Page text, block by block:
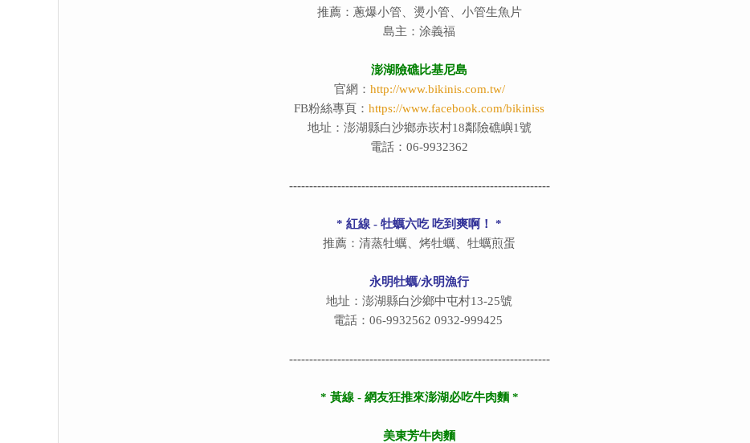
推薦：蔥爆小管、燙小管、小管生魚片
島主：涂義福
澎湖險礁比基尼島
官網： http://www.bikinis.com.tw/
FB粉絲專頁：https://www.facebook.com/bikiniss
地址：澎湖縣白沙鄉赤崁村18鄰險礁嶼1號
電話：06-9932362
-----------------------------------------------------------------
* 紅線 - 牡蠣六吃 吃到爽啊！ *
推薦：清蒸牡蠣、烤牡蠣、牡蠣煎蛋
永明牡蠣/永明漁行
地址：澎湖縣白沙鄉中屯村13-25號
電話：06-9932562 0932-999425
-----------------------------------------------------------------
* 黃線‭ - 網友狂推來澎湖必吃牛肉麵 *
美東芳牛肉麵